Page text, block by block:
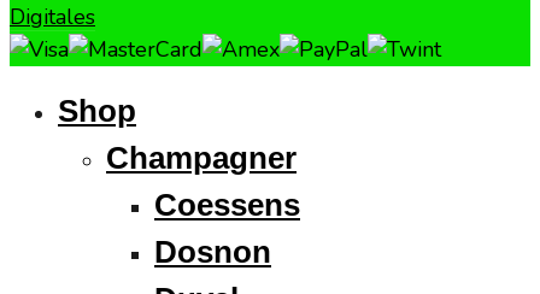
Digitales
Shop
Champagner
Coessens
Dosnon